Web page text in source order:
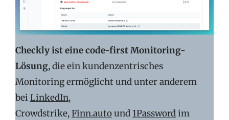
Checkly ist eine code-first Monitoring-
Lösung, die ein kundenzentrisches
Monitoring ermöglicht und unter anderem
bei LinkedIn,
Crowdstrike,Finn.autound 1Passwordim